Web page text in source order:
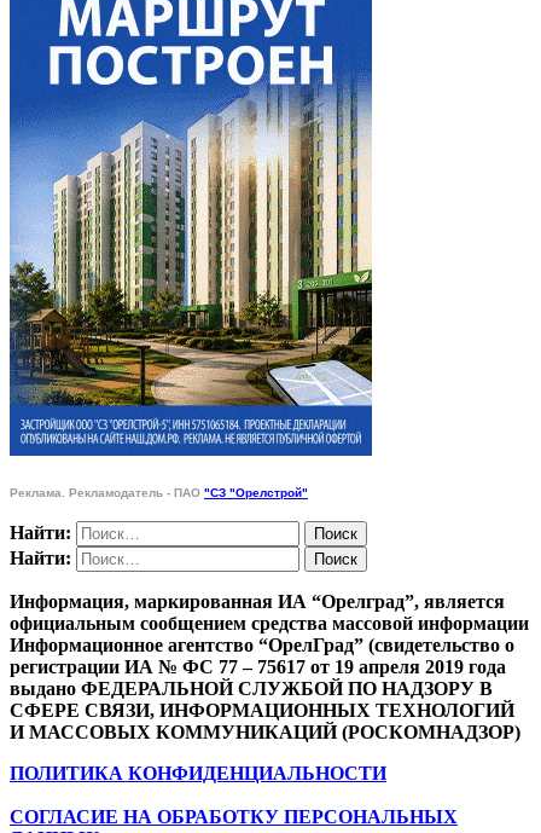
Реклама. Рекламодатель - ПАО "СЗ "Орелстрой"
Найти:
Найти:
Информация, маркированная ИА “Орелград”, является
официальным сообщением средства массовой информации
Информационное агентство “ОрелГрад” (свидетельство о
регистрации ИА № ФС 77 – 75617 от 19 апреля 2019 года
выдано ФЕДЕРАЛЬНОЙ СЛУЖБОЙ ПО НАДЗОРУ В
СФЕРЕ СВЯЗИ, ИНФОРМАЦИОННЫХ ТЕХНОЛОГИЙ
И МАССОВЫХ КОММУНИКАЦИЙ (РОСКОМНАДЗОР)
ПОЛИТИКА КОНФИДЕНЦИАЛЬНОСТИ
СОГЛАСИЕ НА ОБРАБОТКУ ПЕРСОНАЛЬНЫХ